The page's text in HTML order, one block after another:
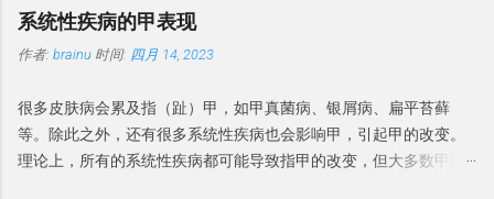
强调考虑非感染性原因的重要性。 建议： 中国专家建议将包皮龟头
炎为感染性和非感染性两类。感染性 BP 是由真菌和细菌等病原体引
起的，非感染性 BP 是无明显感染因素引起的BP。 微生物感染 一项
龟头炎患病率为 18%。 BP 患者中涉及了马拉色菌、金黄色葡萄球
菌、白色念珠菌和链球菌等细菌。在 BP 病例中还观察到革兰氏阳性
球菌、真菌和支原体。 37% 的 BP 患者存在生殖支原体，而沙眼衣
系统性疾病的甲表现
作者: brainu 时间: 四月 14, 2023
很多皮肤病会累及指（趾）甲，如甲真菌病、银屑病、扁平苔藓
等。除此之外，还有很多系统性疾病也会影响甲，引起甲的改变。
理论上，所有的系统性疾病都可能导致指甲的改变，但大多数甲病